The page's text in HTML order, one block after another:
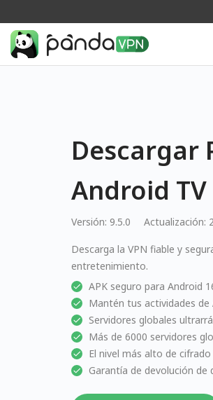
Descargar
Android TV
Versión: 9.5.0 Actualización:
Descarga la VPN fiable y
entretenimiento.
APK seguro para Android
Mantén tus actividades de
Servidores globales
Más de 6000 servidores
El nivel más alto de
Garantía de devolución de